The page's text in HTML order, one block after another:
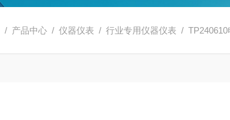
/ 产品中心 /仪器仪表 /行业专用仪器仪表 / TP240610